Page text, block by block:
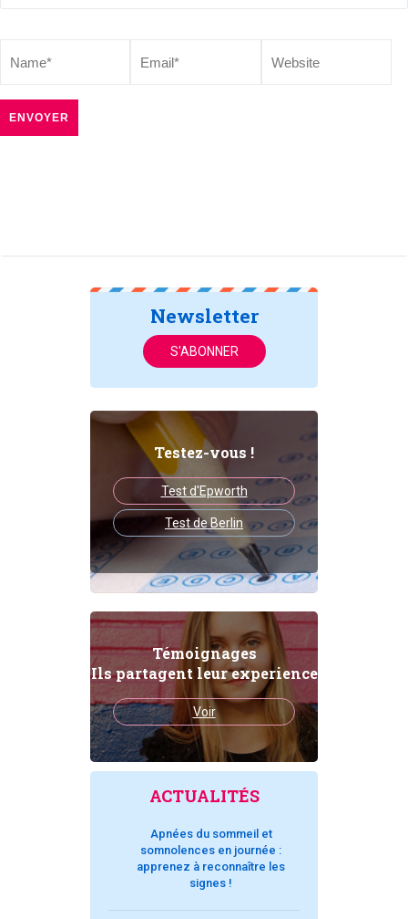
Newsletter
S'ABONNER
Testez-vous !
Test d'Epworth
Test de Berlin
Témoignages
Ils partagent leur experience
Voir
ACTUALITÉS
Apnées du sommeil et
somnolences en journée :
apprenez à reconnaître les
signes !